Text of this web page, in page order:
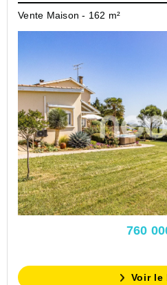
Vente Maison - 162 m²
760
Voir le